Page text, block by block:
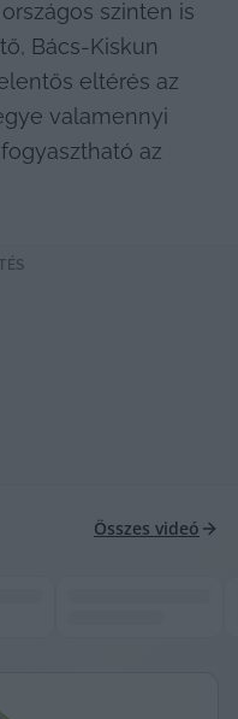
szinten is
Bács-Kiskun
eltérés az
valamennyi
az
Összes videó